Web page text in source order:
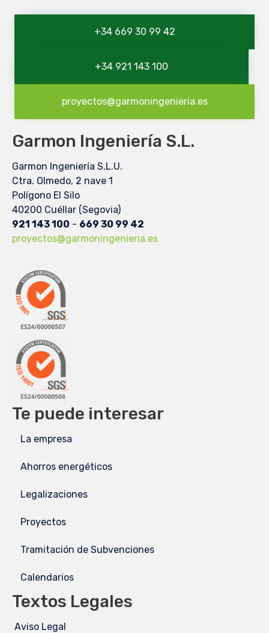
+34 669 30 99 42
+34 921 143 100
proyectos@garmoningenieria.es
Garmon Ingeniería S.L.
Garmon Ingeniería S.L.U.
Ctra. Olmedo, 2 nave 1
Polígono El Silo
40200 Cuéllar (Segovia)
921 143 100 - 669 30 99 42
proyectos@garmoningenieria.es
Te puede interesar
La empresa
Ahorros energéticos
Legalizaciones
Proyectos
Tramitación de Subvenciones
Calendarios
Textos Legales
Aviso Legal